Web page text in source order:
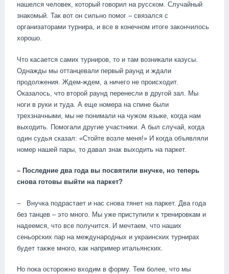
нашелся человек, который говорил на русском. Случайный
знакомый. Так вот он сильно помог – связался с
организаторами турнира, и все в конечном итоге закончилось
хорошо.
Что касается самих турниров, то и там возникали казусы.
Однажды мы оттанцевали первый раунд и ждали
продолжения. Ждем-ждем, а ничего не происходит.
Оказалось, что второй раунд перенесли в другой зал. Мы
ноги в руки и туда. А еще номера на спине были
трехзначными, мы не понимали на чужом языке, когда нам
выходить. Помогали другие участники. А был случай, когда
один судья сказал: «Стойте возле меня!» И когда объявляли
номер нашей пары, то давал знак выходить на паркет.
– Последние два года вы посвятили внучке, но теперь
снова готовы выйти на паркет?
– Внучка подрастает и нас снова тянет на паркет. Два года
без танцев – это много. Мы уже приступили к тренировкам и
надеемся, что все получится. И мечтаем, что наших
сеньорских пар на международных и украинских турнирах
будет также много, как например итальянских.
Но пока осторожно входим в форму. Тем более, что мы